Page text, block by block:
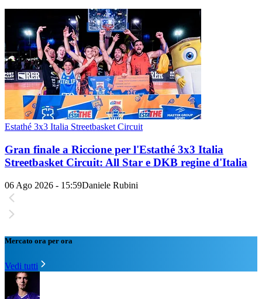
Estathé 3x3 Italia Streetbasket Circuit
Gran finale a Riccione per l'Estathé 3x3 Italia
Streetbasket Circuit: All Star e DKB regine d'Italia
06 Ago 2026 - 15:59Daniele Rubini
Mercato ora per ora
Vedi tutti